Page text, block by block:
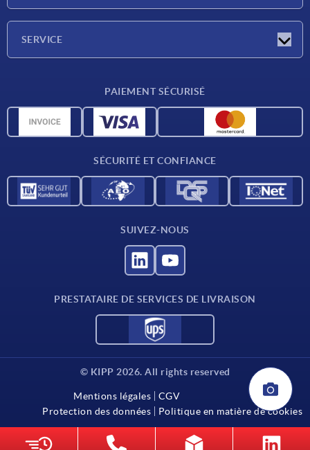
SERVICE
Données CAO
PAIEMENT SÉCURISÉ
SÉCURITÉ ET CONFIANCE
SUIVEZ-NOUS
PRESTATAIRE DE SERVICES DE LIVRAISON
© KIPP 2026. All rights reserved
Mentions légales
CGV
Protection des données
Politique en matière de cookies